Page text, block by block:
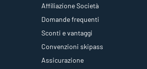
Affiliazione Società
Domande frequenti
Sconti e vantaggi
Convenzioni skipass
Assicurazione